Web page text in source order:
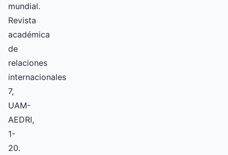
mundial.
Revista
académica
de
relaciones
internacionales
7,
UAM-
AEDRI,
1-
20.